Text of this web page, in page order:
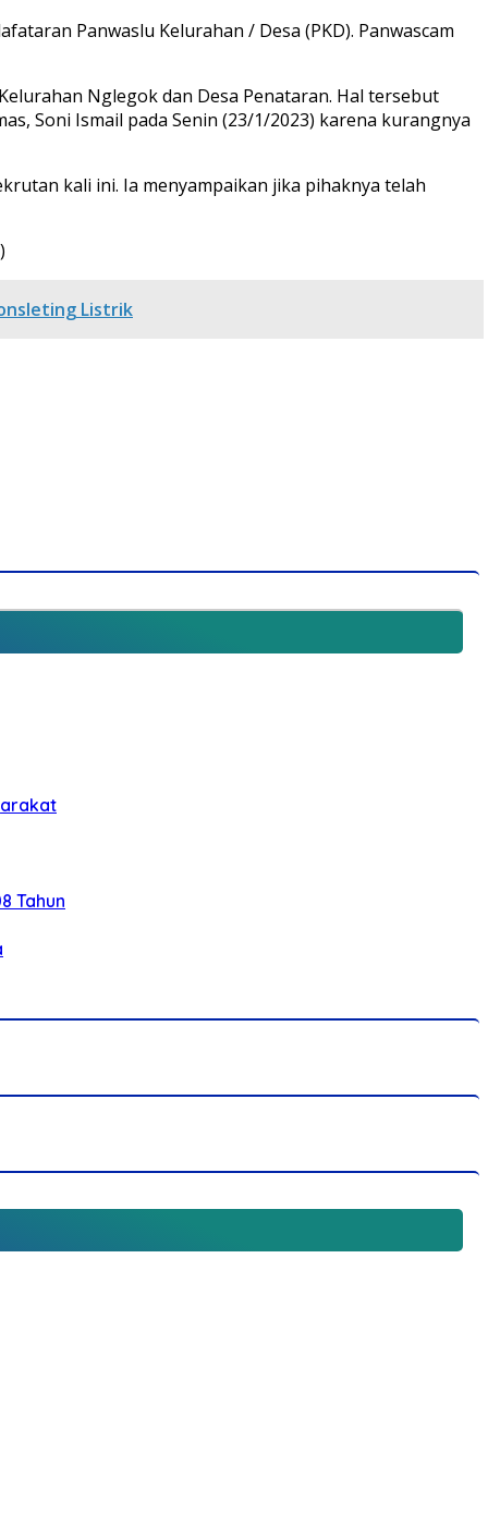
Panwaslu Kelurahan / Desa (PKD). Panwascam
Nglegok dan Desa Penataran. Hal tersebut
Soni Ismail pada Senin (23/1/2023) karena kurangnya
kali ini. Ia menyampaikan jika pihaknya telah
Listrik
Tahun